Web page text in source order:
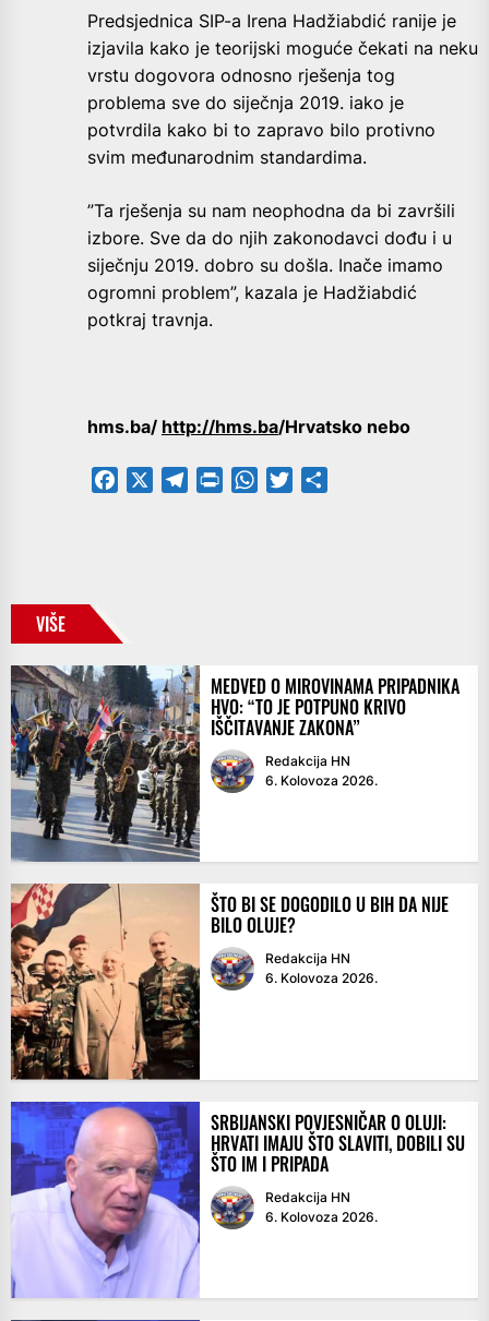
Predsjednica SIP-a Irena Hadžiabdić ranije je
izjavila kako je teorijski moguće čekati na neku
vrstu dogovora odnosno rješenja tog
problema sve do siječnja 2019. iako je
potvrdila kako bi to zapravo bilo protivno
svim međunarodnim standardima.
”Ta rješenja su nam neophodna da bi završili
izbore. Sve da do njih zakonodavci dođu i u
siječnju 2019. dobro su došla. Inače imamo
ogromni problem”, kazala je Hadžiabdić
potkraj travnja.
hms.ba/ http://hms.ba/Hrvatsko nebo
Facebook TelegramPrintFriendly
WhatsApp
Twitter
VIŠE
MEDVED O MIROVINAMA PRIPADNIKA
HVO: “TO JE POTPUNO KRIVO
IŠČITAVANJE ZAKONA”
Redakcija HN
6. Kolovoza 2026.
ŠTO BI SE DOGODILO U BIH DA NIJE
BILO OLUJE?
Redakcija HN
6. Kolovoza 2026.
SRBIJANSKI POVJESNIČAR O OLUJI:
HRVATI IMAJU ŠTO SLAVITI, DOBILI SU
ŠTO IM I PRIPADA
Redakcija HN
6. Kolovoza 2026.